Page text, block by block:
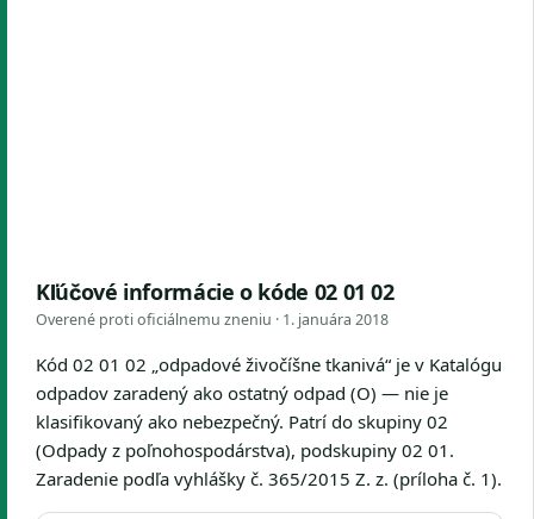
Kľúčové informácie o kóde 02 01 02
Overené proti oficiálnemu zneniu · 1. januára 2018
Kód 02 01 02 „odpadové živočíšne tkanivá“ je v Katalógu
odpadov zaradený ako ostatný odpad (O) — nie je
klasifikovaný ako nebezpečný. Patrí do skupiny 02
(Odpady z poľnohospodárstva), podskupiny 02 01.
Zaradenie podľa vyhlášky č. 365/2015 Z. z. (príloha č. 1).